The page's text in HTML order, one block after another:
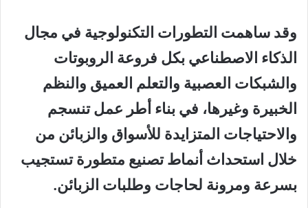
وقد ساهمت التطورات التكنولوجية في مجال
الذكاء الاصطناعي بكل فروعة الروبوتات
والشبكات العصبية والتعلم العميق والنظم
الخبيرة وغيرها، في بناء أطر عمل تنسجم
والاحتياجات المتزايدة للأسواق والزبائن من
خلال استحداث أنماط تصنيع متطورة تستجيب
بسرعة ومرونة لحاجات وطلبات الزبائن.